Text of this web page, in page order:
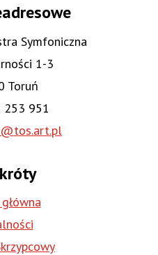
Symfoniczna
1-3
Toruń
253 951